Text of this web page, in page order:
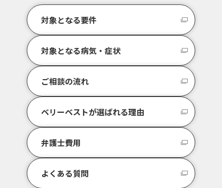
対象となる要件
対象となる病気・症状
ご相談の流れ
ベリーベストが選ばれる理由
弁護士費用
よくある質問